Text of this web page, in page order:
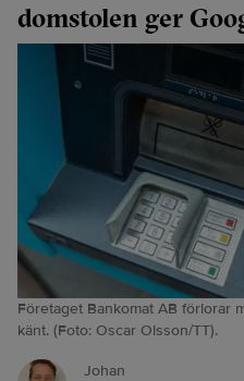
domstolen ger
Företaget Bankomat AB förlorar
känt. (Foto: Oscar Olsson/TT).
Johan